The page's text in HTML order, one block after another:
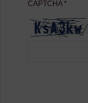
CAPTCHA*